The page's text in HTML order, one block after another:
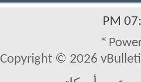
Copyright © 2026